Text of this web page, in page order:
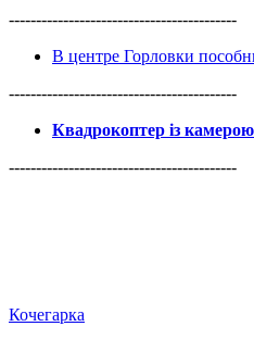
------------------------------------------
В центре Горловки
------------------------------------------
Квадрокоптер із
------------------------------------------
Кочегарка